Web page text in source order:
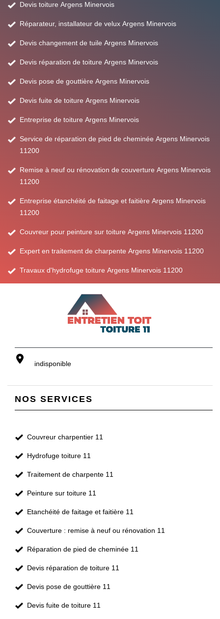
Devis toiture Argens Minervois
Réparateur, installateur de velux Argens Minervois
Devis changement de tuile Argens Minervois
Devis réparation de toiture Argens Minervois
Devis pose de gouttière Argens Minervois
Devis fuite de toiture Argens Minervois
Entreprise de toiture Argens Minervois
Service de réparation de pied de cheminée Argens Minervois
11200
Remise à neuf ou rénovation de couverture Argens Minervois
11200
Entreprise étanchéité de faitage et faitière Argens Minervois
11200
Couvreur pour peinture sur toiture Argens Minervois 11200
Expert en traitement de charpente Argens Minervois 11200
Travaux d'hydrofuge toiture Argens Minervois 11200
indisponible
NOS SERVICES
Couvreur charpentier 11
Hydrofuge toiture 11
Traitement de charpente 11
Peinture sur toiture 11
Etanchéité de faitage et faitière 11
Couverture : remise à neuf ou rénovation 11
Réparation de pied de cheminée 11
Devis réparation de toiture 11
Devis pose de gouttière 11
Devis fuite de toiture 11